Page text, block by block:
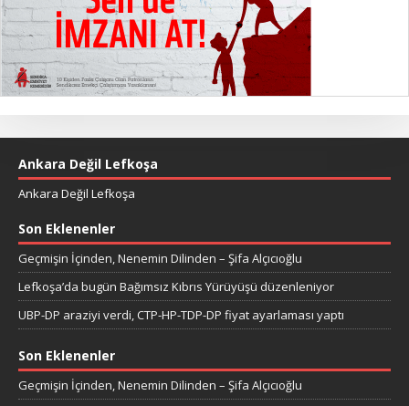
Ankara Değil Lefkoşa
Ankara Değil Lefkoşa
Son Eklenenler
Geçmişin İçinden, Nenemin Dilinden – Şifa Alçıcıoğlu
Lefkoşa’da bugün Bağımsız Kıbrıs Yürüyüşü düzenleniyor
UBP-DP araziyi verdi, CTP-HP-TDP-DP fiyat ayarlaması yaptı
Son Eklenenler
Geçmişin İçinden, Nenemin Dilinden – Şifa Alçıcıoğlu